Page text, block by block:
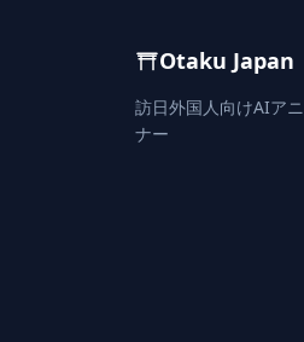
Otaku Japan
訪日外国人向けAIア
ナー